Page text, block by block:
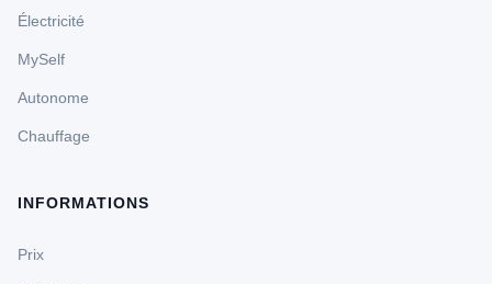
Électricité
MySelf
Autonome
Chauffage
INFORMATIONS
Prix